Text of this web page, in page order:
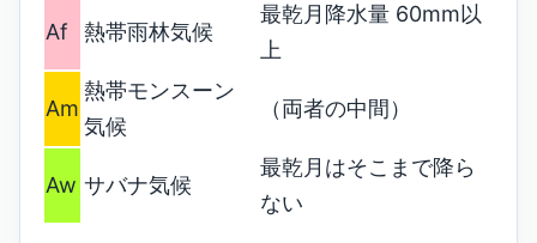
Af 熱帯雨林気候
最乾月降水量 60mm以
上
Am
熱帯モンスーン
気候
（両者の中間）
Aw サバナ気候
最乾月はそこまで降ら
ない